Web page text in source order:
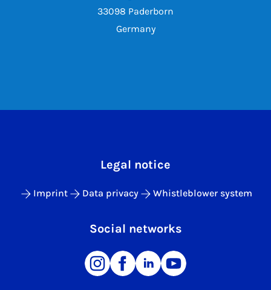
33098 Paderborn
Germany
Legal notice
Imprint Data privacy Whistleblower system
Social networks